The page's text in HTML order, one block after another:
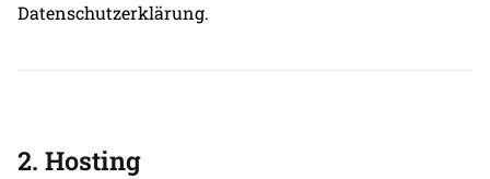
Datenschutzerklärung.
2. Hosting